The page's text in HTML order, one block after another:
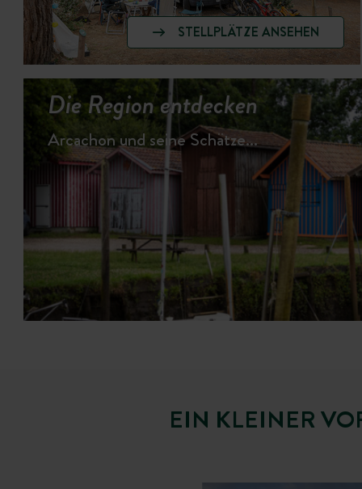
STELLPLÄTZE ANSEHEN
Die Region entdecken
Arcachon und seine Schätze...
EIN KLEINER